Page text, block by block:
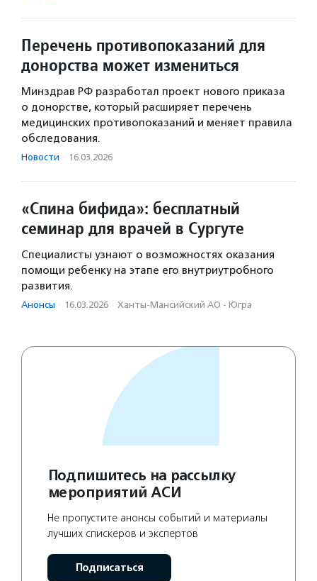
Перечень противопоказаний для
донорства может измениться
Минздрав РФ разработал проект нового приказа
о донорстве, который расширяет перечень
медицинских противопоказаний и меняет правила
обследования.
Новости · 16.03.2026
«Спина бифида»: бесплатный
семинар для врачей в Сургуте
Специалисты узнают о возможностях оказания
помощи ребенку на этапе его внутриутробного
развития.
Анонсы · 16.03.2026 · Ханты-Мансийский АО - Югра
Подпишитесь на рассылку
мероприятий АСИ
Не пропустите анонсы событий и материалы
лучших спискеров и экспертов
Подписаться